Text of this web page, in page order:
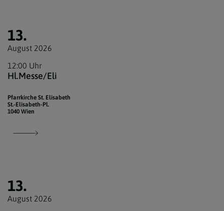
13.
August 2026
12:00 Uhr
Hl.Messe/Eli
Pfarrkirche St. Elisabeth
St.-Elisabeth-Pl.
1040 Wien
13.
August 2026